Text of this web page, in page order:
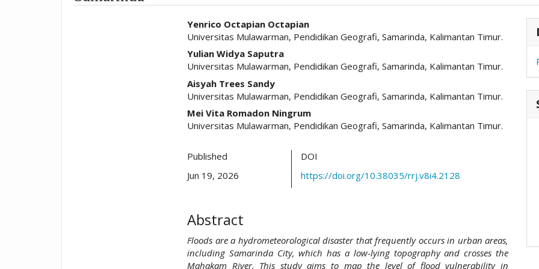
##plugins.themes.academic_pro.article.main##
Yenrico Octapian Octapian
Universitas Mulawarman, Pendidikan Geografi, Samarinda, Kalimantan Timur.
Yulian Widya Saputra
Universitas Mulawarman, Pendidikan Geografi, Samarinda, Kalimantan Timur.
Aisyah Trees Sandy
Universitas Mulawarman, Pendidikan Geografi, Samarinda, Kalimantan Timur.
Mei Vita Romadon Ningrum
Universitas Mulawarman, Pendidikan Geografi, Samarinda, Kalimantan Timur.
Published
Jun 19, 2026
DOI
https://doi.org/10.38035/rrj.v8i4.2128
Abstract
Floods are a hydrometeorological disaster that frequently occurs in urban areas,
including Samarinda City, which has a low-lying topography and crosses the
Mahakam River. This study aims to map the level of flood vulnerability in